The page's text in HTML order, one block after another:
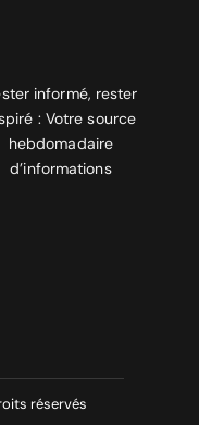
informé, rester
: Votre source
hebdomadaire
d’informations
réservés